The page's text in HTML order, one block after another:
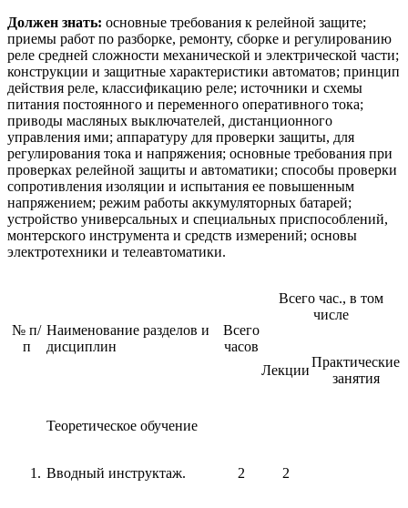
Должен знать: основные требования к релейной защите;
приемы работ по разборке, ремонту, сборке и регулированию
реле средней сложности механической и электрической части;
конструкции и защитные характеристики автоматов; принцип
действия реле, классификацию реле; источники и схемы
питания постоянного и переменного оперативного тока;
приводы масляных выключателей, дистанционного
управления ими; аппаратуру для проверки защиты, для
регулирования тока и напряжения; основные требования при
проверках релейной защиты и автоматики; способы проверки
сопротивления изоляции и испытания ее повышенным
напряжением; режим работы аккумуляторных батарей;
устройство универсальных и специальных приспособлений,
монтерского инструмента и средств измерений; основы
электротехники и телеавтоматики.
№ п/
п
Наименование разделов и
дисциплин
Всего
часов
Всего час., в том
числе
Лекции
Практические
занятия
Теоретическое обучение
Вводный инструктаж. 2 2